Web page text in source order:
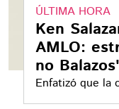
ÚLTIMA HORA
Ken
AMLO:
no
Enfatizó que la
seguridad